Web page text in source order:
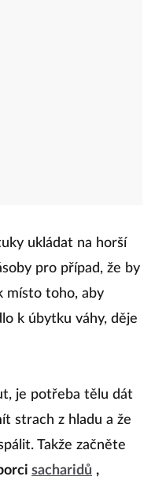
ukládat na horší
pro případ, že by
místo toho, aby
k úbytku váhy, děje
je potřeba tělu dát
strach z hladu a že
Takže začněte
sacharidů ,